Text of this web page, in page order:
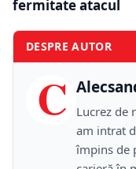
fermitate atacul
DESPRE AUTOR
C
Lucrez de
am intrat
împins de